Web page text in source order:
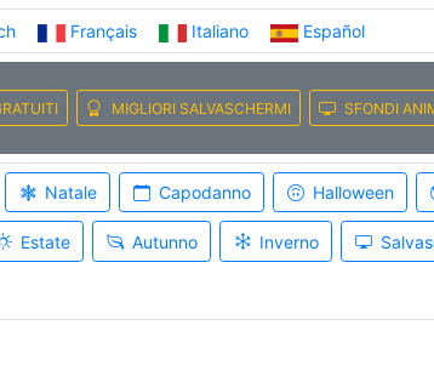
Français Italiano Español
MIGLIORI SALVASCHERMI SFONDI
Natale Capodanno Halloween
Estate Autunno Inverno